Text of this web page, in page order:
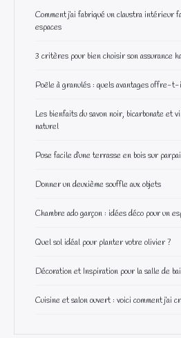
Comment j’ai fabriqué un claustra intérieur
espaces
3 critères pour bien choisir son assurance
Poêle à granulés : quels avantages offre-t-
Les bienfaits du savon noir, bicarbonate et
naturel
Pose facile d’une terrasse en bois sur
Donner un deuxième souffle aux objets
Chambre ado garçon : idées déco pour un
Quel sol idéal pour planter votre olivier ?
Décoration et Inspiration pour la salle de
Cuisine et salon ouvert : voici comment j’ai